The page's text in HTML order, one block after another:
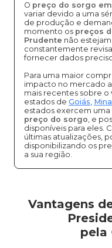
O preço do sorgo
variar devido a uma
de produção e
momento os preços
Prudente não
constantemente
fornecer dados
Para uma maior
impacto no mercado
mais recentes sobre o
estados de Goiás,
estados exercem
preço do sorgo, e
disponíveis para eles.
últimas atualizações,
disponibilizando os
a sua região.
Vantagens
pela